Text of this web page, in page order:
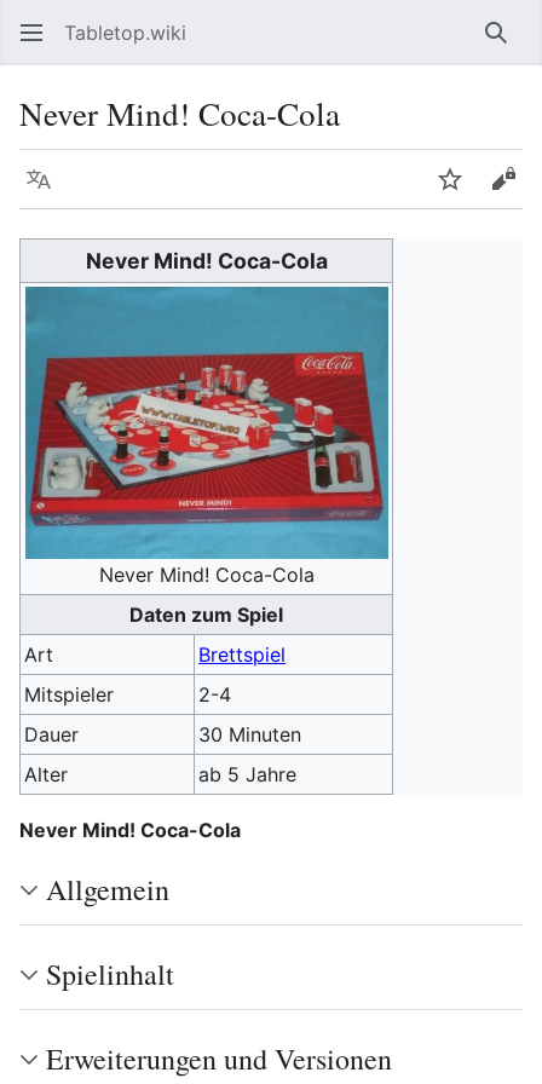
Tabletop.wiki
Never Mind! Coca-Cola
Sprache
Never Mind! Coca-Cola
Never Mind! Coca-Cola
Daten zum Spiel
Art
Brettspiel
Mitspieler
2-4
Dauer
30 Minuten
Alter
ab 5 Jahre
Never Mind! Coca-Cola
Allgemein
Spielinhalt
Erweiterungen und Versionen